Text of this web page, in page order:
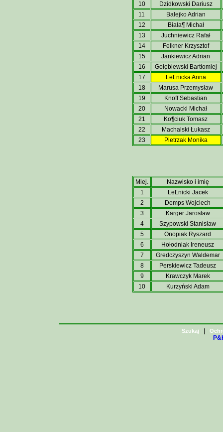
10
Dzidkowski Dariusz
11
Balejko Adrian
12
Biała¶ Michał
13
Juchniewicz Rafał
14
Felkner Krzysztof
15
Jankiewicz Adrian
16
Gołębiewski Bartłomiej
17
LeĽnicka Anna
18
Marusa Przemysław
19
Knoff Sebastian
20
Nowacki Michał
21
Ko¶ciuk Tomasz
22
Machalski Łukasz
23
Pietrzak Monika
Miej.
Nazwisko i imię
1
LeĽnicki Jacek
2
Demps Wojciech
3
Karger Jarosław
4
Szypowski Stanisław
5
Onopiak Ryszard
6
Hołodniak Ireneusz
7
Gredczyszyn Waldemar
8
Perskiewicz Tadeusz
9
Krawczyk Marek
10
Kurzyński Adam
Szukaj